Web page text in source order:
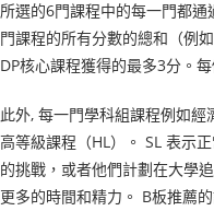
所選的6門課程中的每一門都
門課程的所有分數的總和（例
DP核心課程獲得的最多3分。
此外, 每一門學科組課程例如
高等級課程（HL）。 SL 表示
的挑戰，或者他們計劃在大學
更多的時間和精力。 B板推薦